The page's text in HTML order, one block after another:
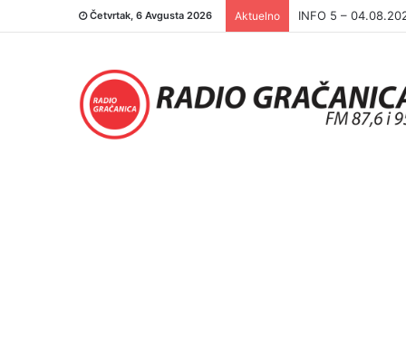
Četvrtak, 6 Avgusta 2026 Aktuelno INFO 5 –